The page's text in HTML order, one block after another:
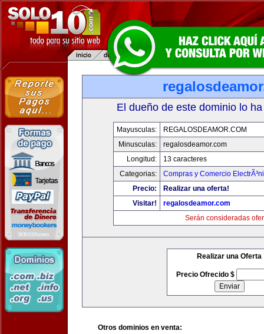
El dueño de este dominio lo
Mayusculas:
REGALOSDEAMOR.COM
Minusculas:
regalosdeamor.com
Longitud:
13 caracteres
Categorias:
Compras y Comercio
Precio:
Realizar una oferta!
Visitar!
regalosdeamor.com
Serán consideradas
Realizar una Oferta
Precio Ofrecido $
Otros dominios en venta: